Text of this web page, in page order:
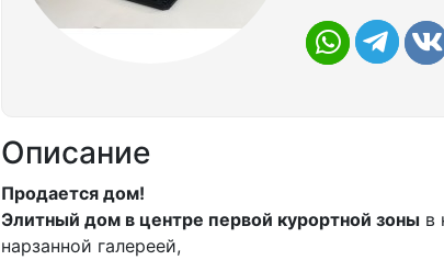
Описание
Продается дом!
Элитный дом в центре первой курортной зоныв
нарзанной галереей,